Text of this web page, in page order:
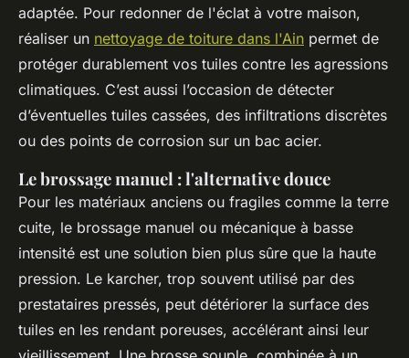
adaptée. Pour redonner de l'éclat à votre maison,
réaliser un nettoyage de toiture dans l'Ain permet de
protéger durablement vos tuiles contre les agressions
climatiques. C’est aussi l’occasion de détecter
d’éventuelles tuiles cassées, des infiltrations discrètes
ou des points de corrosion sur un bac acier.
Le brossage manuel : l'alternative douce
Pour les matériaux anciens ou fragiles comme la terre
cuite, le brossage manuel ou mécanique à basse
intensité est une solution bien plus sûre que la haute
pression. Le karcher, trop souvent utilisé par des
prestataires pressés, peut détériorer la surface des
tuiles en les rendant poreuses, accélérant ainsi leur